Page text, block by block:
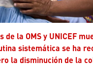
sistemática se ha
la disminución de la